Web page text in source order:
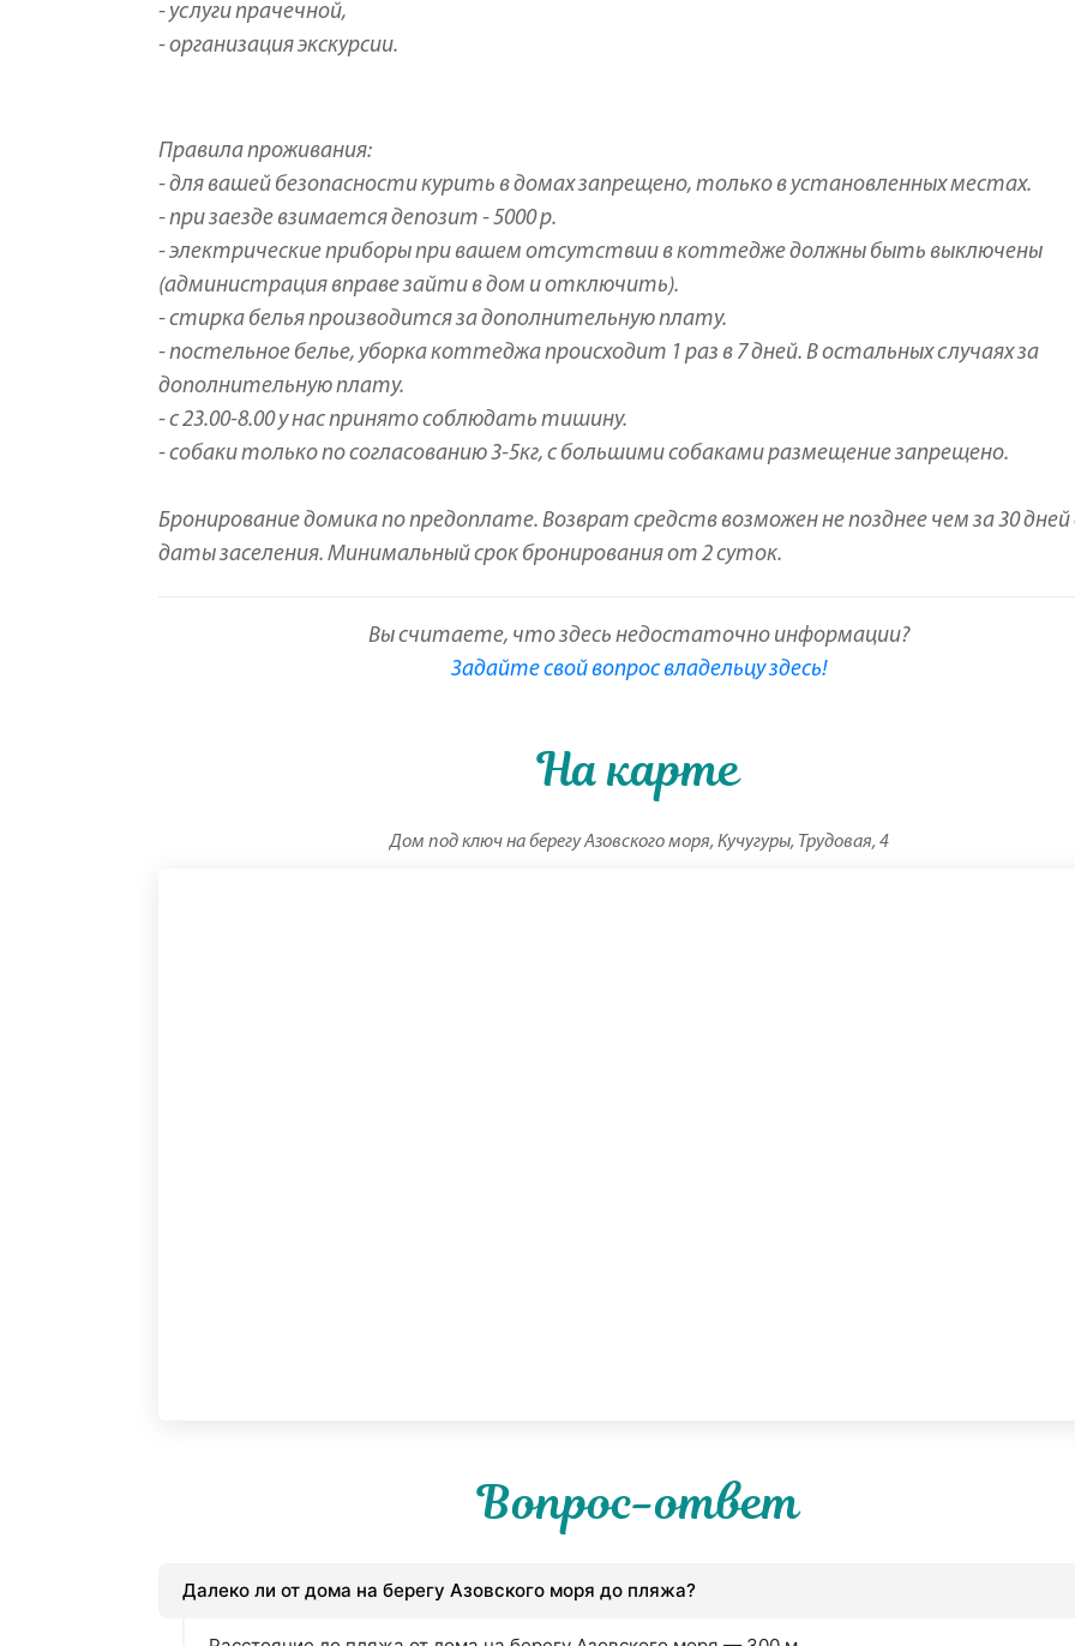
- услуги прачечной,
- организация экскурсии.
Правила проживания:
- для вашей безопасности курить в домах запрещено, только в установленных местах.
- ⁠при заезде взимается депозит - 5000 р.
- ⁠электрические приборы при вашем отсутствии в коттедже должны быть выключены
(администрация вправе зайти в дом и отключить).
- ⁠стирка белья производится за дополнительную плату.
- постельное белье, уборка коттеджа происходит 1 раз в 7 дней. В остальных случаях за
дополнительную плату.
- с 23.00-8.00 у нас принято соблюдать тишину.
- собаки только по согласованию 3-5кг, с большими собаками размещение запрещено.
Бронирование домика по предоплате. Возврат средств возможен не позднее чем за 30 дней
даты заселения. Минимальный срок бронирования от 2 суток.
Вы считаете, что здесь недостаточно информации?
Задайте свой вопрос владельцу здесь!
На карте
Дом под ключ на берегу Азовского моря, Кучугуры, Трудовая, 4
Вопрос-ответ
Далеко ли от дома на берегу Азовского моря до пляжа?